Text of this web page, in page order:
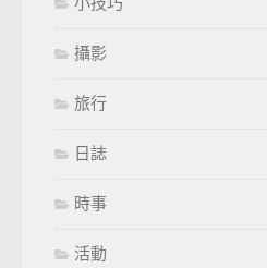
攝影
旅行
日誌
時事
活動